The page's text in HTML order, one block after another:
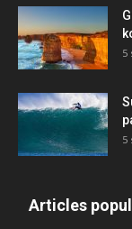
5
5
Articles